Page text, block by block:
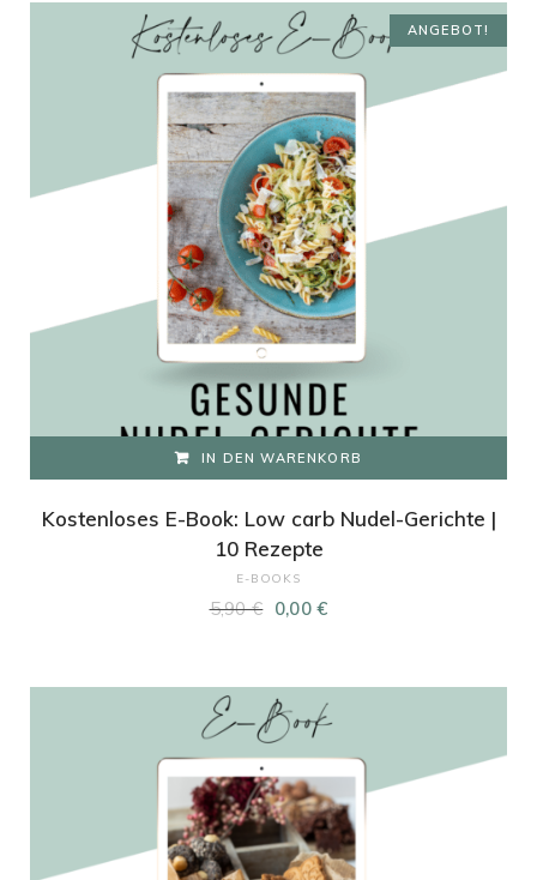
ANGEBOT!
IN DEN WARENKORB
Kostenloses E-Book: Low carb Nudel-Gerichte |
10 Rezepte
E-BOOKS
5,90€ Ursprünglicher
5,90 €
0,00€Aktueller
0,00 €.